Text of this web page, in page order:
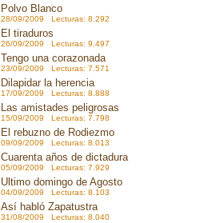
Polvo Blanco
28/09/2009 Lecturas: 8.292
El tiraduros
26/09/2009 Lecturas: 9.497
Tengo una corazonada
23/09/2009 Lecturas: 7.571
Dilapidar la herencia
17/09/2009 Lecturas: 8.888
Las amistades peligrosas
15/09/2009 Lecturas: 7.798
El rebuzno de Rodiezmo
09/09/2009 Lecturas: 8.013
Cuarenta años de dictadura
05/09/2009 Lecturas: 7.929
Ultimo domingo de Agosto
04/09/2009 Lecturas: 8.103
Así habló Zapatustra
31/08/2009 Lecturas: 8.040